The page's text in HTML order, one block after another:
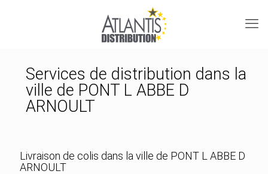
Services de distribution dans la
ville de PONT L ABBE D
ARNOULT
Livraison de colis dans la ville de PONT L ABBE D
ARNOULT